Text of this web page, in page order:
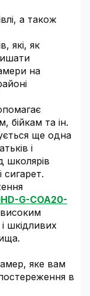
а також
які, як
на
бійкам та ін.
ще одна
і
школярів
G-COA20-
шкідливих
яке вам
в